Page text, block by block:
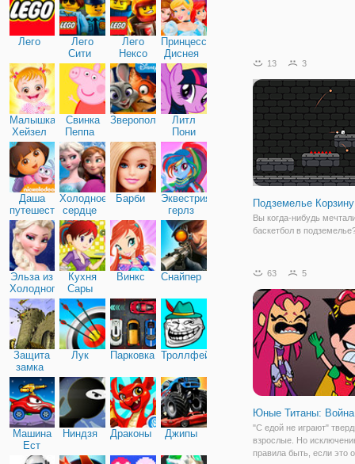
Лего
Лего
Сити
Лего
Нексо
Найтс
Принцессы
Диснея
Малышка
Хейзел
Свинка
Пеппа
Зверополис
Литл
Пони
Дружба
Даша
путешественница
Холодное
сердце
Барби
Эквестрия
герлз
Эльза из
Холодного
сердца
Кухня
Сары
Винкс Снайпер
Защита
замка
Лук Парковка Троллфейс
Машина
Ест
Машину
Ниндзя Драконы Джипы
13 3
Подземелье Корзину
Вы когда-нибудь
баскетбол в
63 5
Юные Титаны:
"С едой не играют"
взрослые. Но
правила быть, если это